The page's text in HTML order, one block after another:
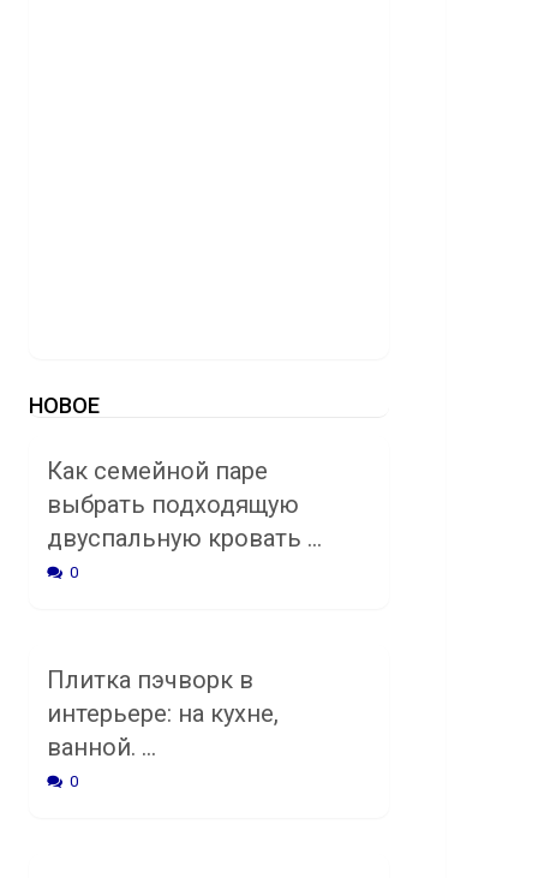
НОВОЕ
Как семейной паре
выбрать подходящую
двуспальную кровать …
0
Плитка пэчворк в
интерьере: на кухне,
ванной. …
0